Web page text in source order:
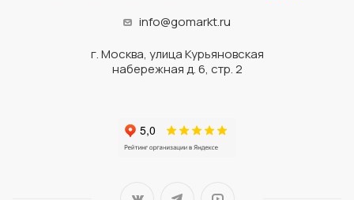
info@gomarkt.ru
г. Москва, улица Курьяновская
набережная д. 6, стр. 2